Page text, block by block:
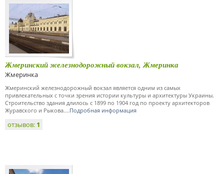
Жмеринский железнодорожный вокзал, Жмеринка
Жмеринка
Жмеринский железнодорожный вокзал является одним из самых
привлекательных с точки зрения истории культуры и архитектуры Украины.
Строительство здания длилось с 1899 по 1904 год по проекту архитекторов
Журавского и Рыкова....Подробная информация
отзывов: 1